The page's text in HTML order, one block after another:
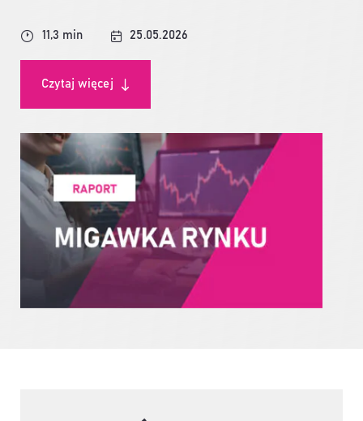
11,3 min 25.05.2026
Czytaj więcej